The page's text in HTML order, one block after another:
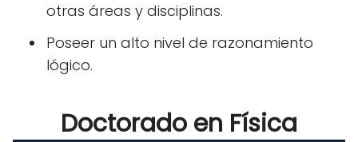
otras áreas y disciplinas.
Poseer un alto nivel de razonamiento
lógico.
Doctorado en Física